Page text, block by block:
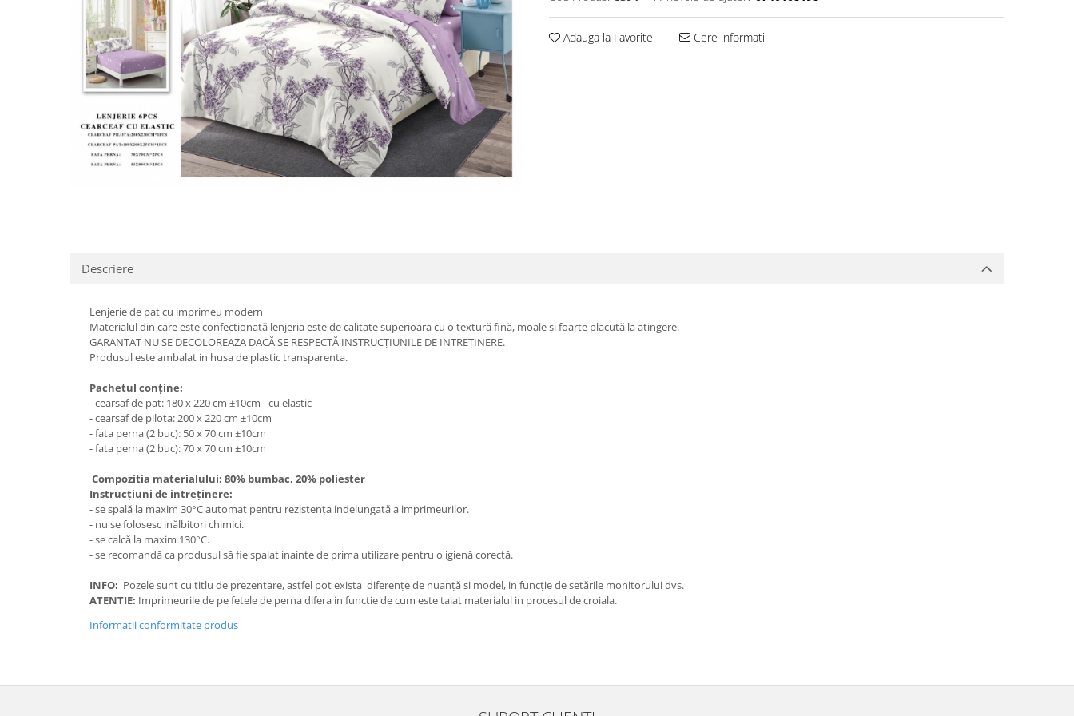
Adauga la Favorite Cere informatii
Descriere
Lenjerie de pat cu imprimeu modern
Materialul din care este confectionată lenjeria este de calitate superioara cu o textură fină, moale și foarte placută la atingere.
GARANTAT NU SE DECOLOREAZA DACĂ SE RESPECTĂ INSTRUCȚIUNILE DE INTREȚINERE.
Produsul este ambalat in husa de plastic transparenta.
Pachetul conține:
- cearsaf de pat: 180 x 220 cm ±10cm - cu elastic
- cearsaf de pilota: 200 x 220 cm ±10cm
- fata perna (2 buc): 50 x 70 cm ±10cm
- fata perna (2 buc): 70 x 70 cm ±10cm
Compozitia materialului: 80% bumbac, 20% poliester
Instrucțiuni de intreținere:
- se spală la maxim 30°C automat pentru rezistența indelungată a imprimeurilor.
- nu se folosesc inălbitori chimici.
- se calcă la maxim 130°C.
- se recomandă ca produsul să fie spalat inainte de prima utilizare pentru o igienă corectă.
INFO: Pozele sunt cu titlu de prezentare, astfel pot exista diferențe de nuanță si model, in funcție de setările monitorului dvs.
ATENTIE: Imprimeurile de pe fetele de perna difera in functie de cum este taiat materialul in procesul de croiala.
Informatii conformitate produs